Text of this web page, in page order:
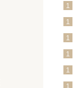
1
1
1
1
1
1